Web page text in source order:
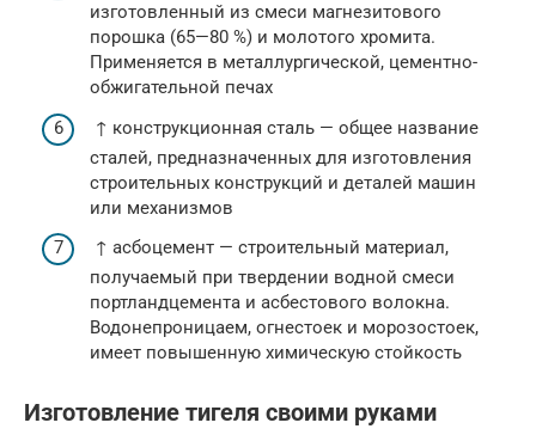
изготовленный из смеси магнезитового
порошка (65—80 %) и молотого хромита.
Применяется в металлургической, цементно-
обжигательной печах
↑ конструкционная сталь — общее название
сталей, предназначенных для изготовления
строительных конструкций и деталей машин
или механизмов
↑ асбоцемент — строительный материал,
получаемый при твердении водной смеси
портландцемента и асбестового волокна.
Водонепроницаем, огнестоек и морозостоек,
имеет повышенную химическую стойкость
Изготовление тигеля своими руками